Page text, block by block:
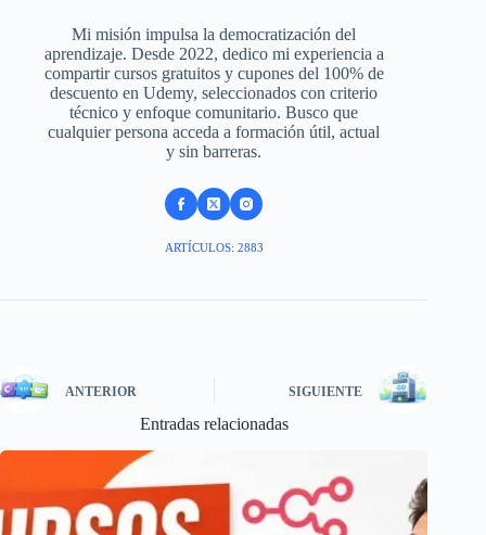
Mi misión impulsa la democratización del
aprendizaje. Desde 2022, dedico mi experiencia a
compartir cursos gratuitos y cupones del 100% de
descuento en Udemy, seleccionados con criterio
técnico y enfoque comunitario. Busco que
cualquier persona acceda a formación útil, actual
y sin barreras.
ARTÍCULOS: 2883
ANTERIOR SIGUIENTE
Entradas relacionadas